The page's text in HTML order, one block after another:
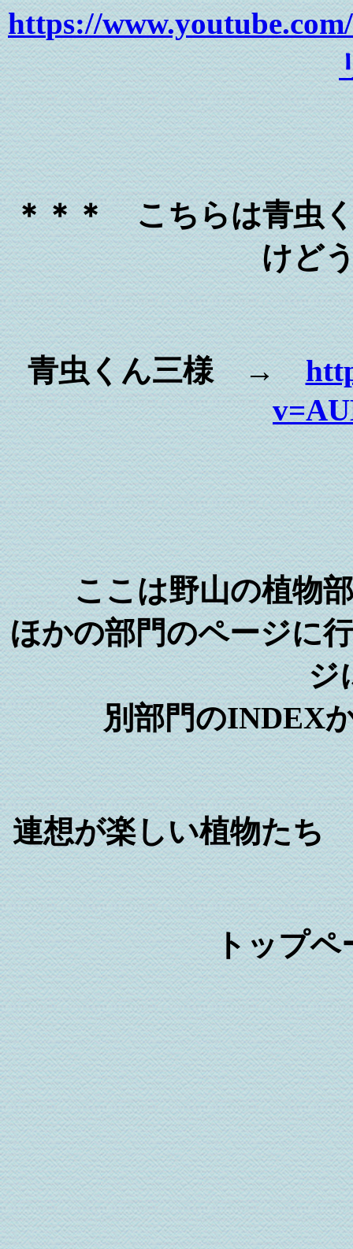
https://
＊＊＊ こちらは青虫
けど
青虫くん三様 →
ここは野山の植物
ほかの部門のページに
ジ
別部門のINDEX
連想が楽しい植物
トップ